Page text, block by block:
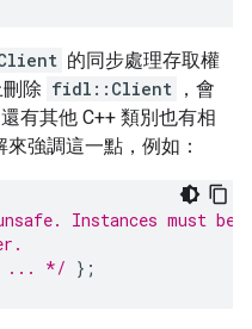
的同步處理存取權
除 fidl::Client ，會
有其他 C++ 類別也有相
強調這一點，例如：
Instances must be
... */ };